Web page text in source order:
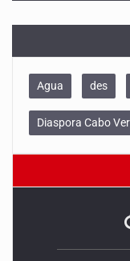
Agua des
Diaspora Cabo